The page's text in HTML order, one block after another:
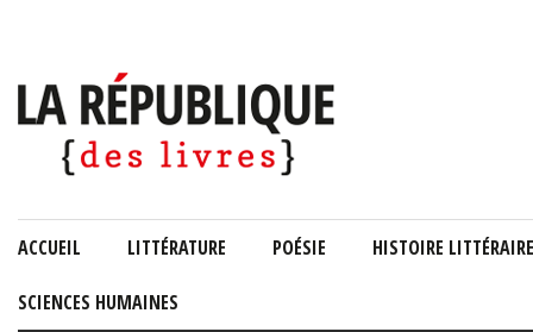
ACCUEIL LITTÉRATURE POÉSIE HISTOIRE LITTÉRAIRE
SCIENCES HUMAINES